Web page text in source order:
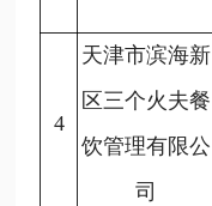
4
天津市滨海新
区三个火夫餐
饮管理有限公
司